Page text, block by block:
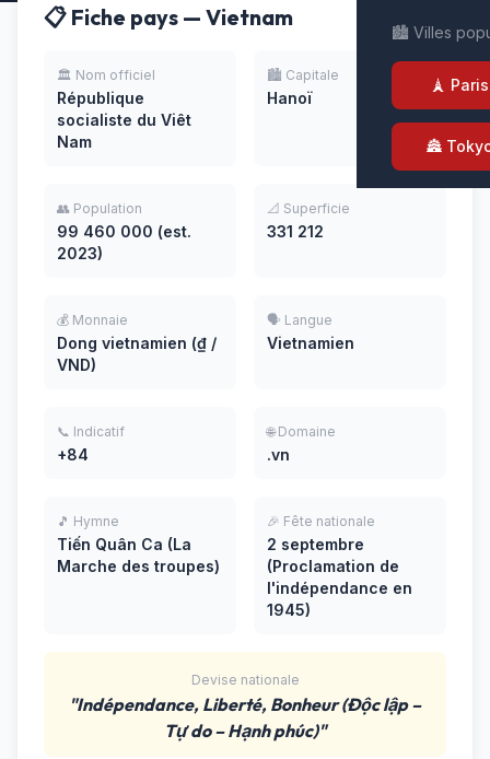
🏙️ Villes
🗼 Paris
🏯
📋 Fiche pays — Vietnam
🏛️ Nom officiel
République
socialiste du Viêt
Nam
🏙️ Capitale
Hanoï
👥 Population
99 460 000 (est.
2023)
📐 Superficie
331 212
💰 Monnaie
Dong vietnamien (₫ /
VND)
🗣️ Langue
Vietnamien
📞 Indicatif
+84
🌐 Domaine
.vn
🎵 Hymne
Tiến Quân Ca (La
Marche des troupes)
🎉 Fête nationale
2 septembre
(Proclamation de
l'indépendance en
1945)
Devise nationale
"Indépendance, Liberté, Bonheur (Độc lập –
Tự do – Hạnh phúc)"